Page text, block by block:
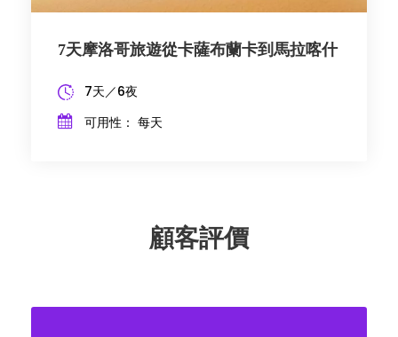
7天摩洛哥旅遊從卡薩布蘭卡到馬拉喀什
7天／6夜
可用性： 每天
顧客評價